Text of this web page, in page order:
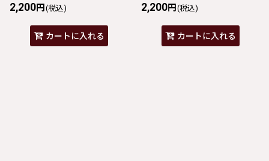
2,200円 (税込)
カートに入れる
2,200円 (税込)
カートに入れる